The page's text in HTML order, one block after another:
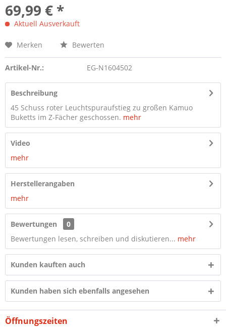
69,99 € *
Aktuell Ausverkauft
Merken Bewerten
Artikel-Nr.: EG-N1604502
Beschreibung
45 Schuss roter Leuchtspuraufstieg zu großen Kamuo
Buketts im Z-Fächer geschossen. mehr
Video
mehr
Herstellerangaben
mehr
Bewertungen
0
Bewertungen lesen, schreiben und diskutieren... mehr
Kunden kauften auch
Kunden haben sich ebenfalls angesehen
Öffnungszeiten